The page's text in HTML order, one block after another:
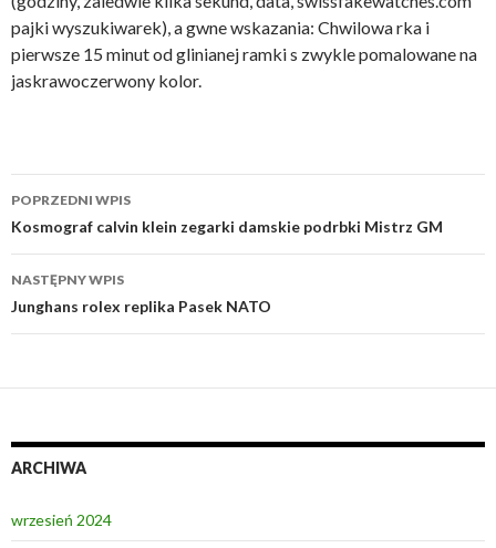
pajki wyszukiwarek), a gwne wskazania: Chwilowa rka i
pierwsze 15 minut od glinianej ramki s zwykle pomalowane na
jaskrawoczerwony kolor.
Nawigacja
wpisu
POPRZEDNI WPIS
Kosmograf calvin klein zegarki damskie podrbki Mistrz GM
NASTĘPNY WPIS
Junghans rolex replika Pasek NATO
ARCHIWA
wrzesień 2024